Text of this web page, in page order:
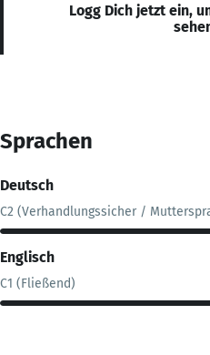
Logg Dich jetzt ein,
Sprachen
Deutsch
C2 (Verhandlungssicher /
Englisch
C1 (Fließend)